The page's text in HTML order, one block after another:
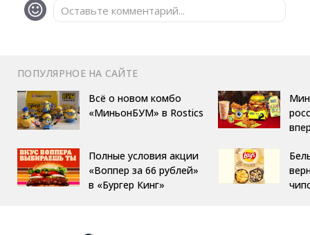
Оставьте комментарий...
ПОПУЛЯРНОЕ НА САЙТЕ
Всё о новом комбо
«МиньонБУМ» в Rostics
Полные условия акции
«Воппер за 66 рублей»
в «Бургер Кинг»